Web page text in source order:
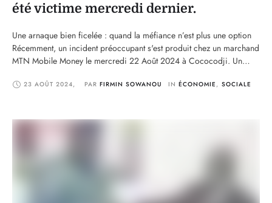
été victime mercredi dernier.
Une arnaque bien ficelée : quand la méfiance n’est plus une option
Récemment, un incident préoccupant s'est produit chez un marchand
MTN Mobile Money le mercredi 22 Août 2024 à Cococodji. Un
victime d'une arnaque habilement orchestrée. Ce type d'escroquerie,
23 AOÛT 2024, PAR FIRMIN SOWANOU IN ÉCONOMIE , SOCIALE